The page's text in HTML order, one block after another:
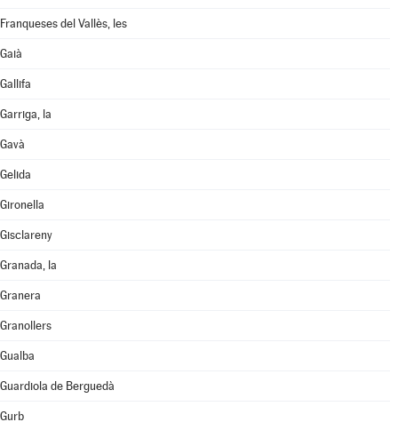
Franqueses del Vallès, les
Gaià
Gallifa
Garriga, la
Gavà
Gelida
Gironella
Gisclareny
Granada, la
Granera
Granollers
Gualba
Guardiola de Berguedà
Gurb